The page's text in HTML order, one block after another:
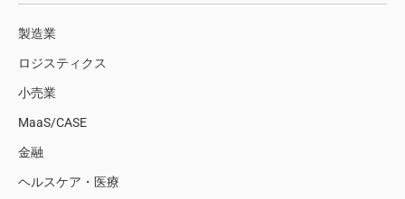
製造業
ロジスティクス
小売業
MaaS/CASE
金融
ヘルスケア・医療